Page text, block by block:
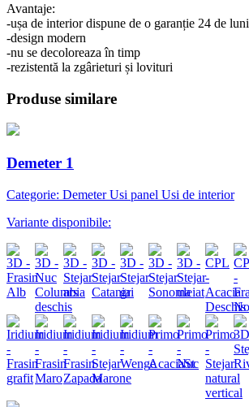
Avantaje:
-ușa de interior dispune de o garanție 24 de luni
-design modern
-nu se decoloreaza în timp
-rezistentă la zgârieturi și lovituri
Produse similare
Demeter 1
Categorie: Demeter Usi panel Usi de interior
Variante disponibile: